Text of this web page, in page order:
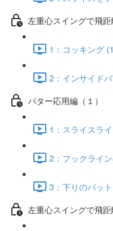
左重心スイングで飛距
1：コッキング
2：インサイド
パター応用編（１）
1：スライスラ
2：フックライ
3：下りのパッ
左重心スイングで飛距